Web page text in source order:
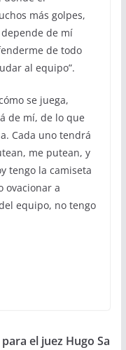
más golpes,
de mí
de todo
al equipo”.
se juega,
de mí, de lo que
Cada uno tendrá
me putean, y
tengo la camiseta
ovacionar a
equipo, no tengo
el juez Hugo Sa